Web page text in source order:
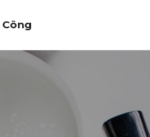
Công